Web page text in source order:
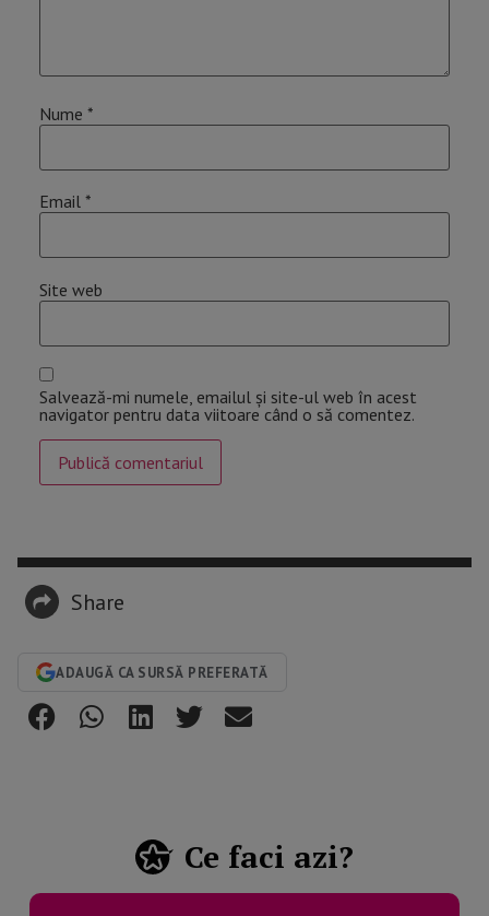
Nume *
Email *
Site web
Salvează-mi numele, emailul și site-ul web în acest
navigator pentru data viitoare când o să comentez.
Share
ADAUGĂ CA SURSĂ PREFERATĂ
Ce faci azi?